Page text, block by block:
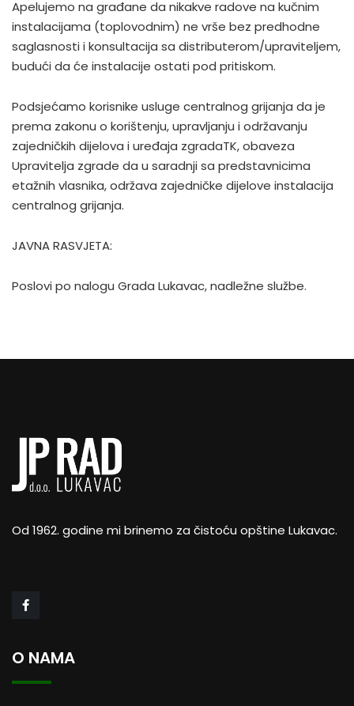
Apelujemo na građane da nikakve radove na kučnim
instalacijama (toplovodnim) ne vrše bez predhodne
saglasnosti i konsultacija sa distributerom/upraviteljem,
budući da će instalacije ostati pod pritiskom.
Podsjećamo korisnike usluge centralnog grijanja da je
prema zakonu o korištenju, upravljanju i održavanju
zajedničkih dijelova i uređaja zgradaTK, obaveza
Upravitelja zgrade da u saradnji sa predstavnicima
etažnih vlasnika, održava zajedničke dijelove instalacija
centralnog grijanja.
JAVNA RASVJETA:
Poslovi po nalogu Grada Lukavac, nadležne službe.
Od 1962. godine mi brinemo za čistoću opštine Lukavac.
O NAMA